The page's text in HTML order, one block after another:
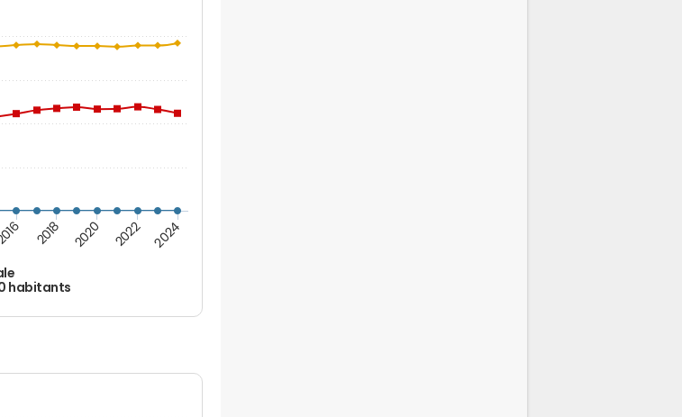
habitants
2018 2020 2022 2024